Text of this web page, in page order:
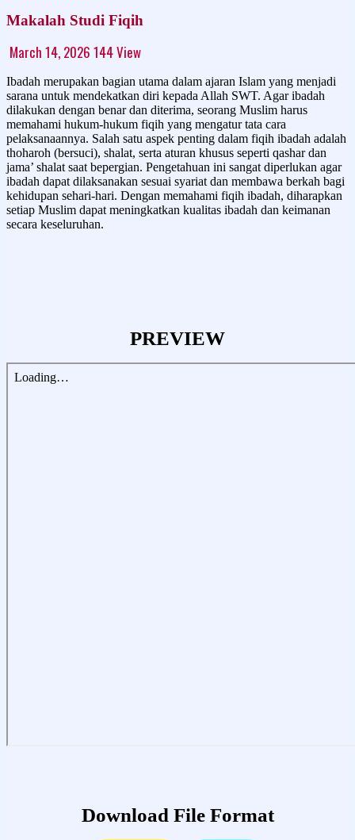
Makalah Studi Fiqih
March 14, 2026 144View
Ibadah merupakan bagian utama dalam ajaran Islam yang menjadi
sarana untuk mendekatkan diri kepada Allah SWT. Agar ibadah
dilakukan dengan benar dan diterima, seorang Muslim harus
memahami hukum-hukum fiqih yang mengatur tata cara
pelaksanaannya. Salah satu aspek penting dalam fiqih ibadah adalah
thoharoh (bersuci), shalat, serta aturan khusus seperti qashar dan
jama’ shalat saat bepergian. Pengetahuan ini sangat diperlukan agar
ibadah dapat dilaksanakan sesuai syariat dan membawa berkah bagi
kehidupan sehari-hari. Dengan memahami fiqih ibadah, diharapkan
setiap Muslim dapat meningkatkan kualitas ibadah dan keimanan
secara keseluruhan.
PREVIEW
Download File Format